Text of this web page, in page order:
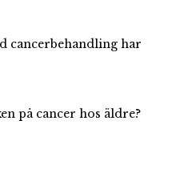
cancerbehandling har
på cancer hos äldre?